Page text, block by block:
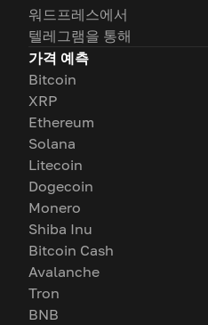
워드프레스에서
텔레그램을 통해
가격 예측
Bitcoin
XRP
Ethereum
Solana
Litecoin
Dogecoin
Monero
Shiba Inu
Bitcoin Cash
Avalanche
Tron
BNB